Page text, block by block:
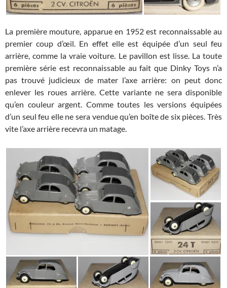
La première mouture, apparue en 1952 est reconnaissable au
premier coup d’œil. En effet elle est équipée d’un seul feu
arrière, comme la vraie voiture. Le pavillon est lisse. La toute
première série est reconnaissable au fait que Dinky Toys n’a
pas trouvé judicieux de mater l’axe arrière: on peut donc
enlever les roues arrière. Cette variante ne sera disponible
qu’en couleur argent. Comme toutes les versions équipées
d’un seul feu elle ne sera vendue qu’en boîte de six pièces. Très
vite l’axe arrière recevra un matage.